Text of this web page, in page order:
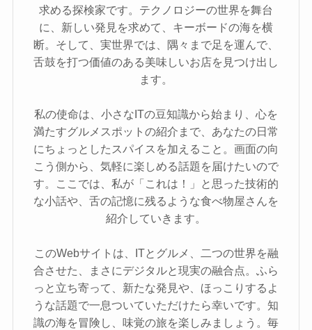
求める探検家です。テクノロジーの世界を舞台
に、新しい発見を求めて、キーボードの海を横
断。そして、実世界では、隅々まで足を運んで、
舌鼓を打つ価値のある美味しいお店を見つけ出し
ます。
私の使命は、小さなITの豆知識から始まり、心を
満たすグルメスポットの紹介まで、あなたの日常
にちょっとしたスパイスを加えること。画面の向
こう側から、気軽に楽しめる話題を届けたいので
す。ここでは、私が「これは！」と思った技術的
な小話や、舌の記憶に残るような食べ物屋さんを
紹介していきます。
このWebサイトは、ITとグルメ、二つの世界を融
合させた、まさにデジタルと現実の融合点。ふら
っと立ち寄って、新たな発見や、ほっこりするよ
うな話題で一息ついていただけたら幸いです。知
識の海を冒険し、味覚の旅を楽しみましょう。毎